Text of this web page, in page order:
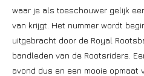
waar je als toeschouwer gelijk
van krijgt. Het nummer wordt
uitgebracht door de Royal
bandleden van de Rootsriders.
avond dus en een mooie opmaat